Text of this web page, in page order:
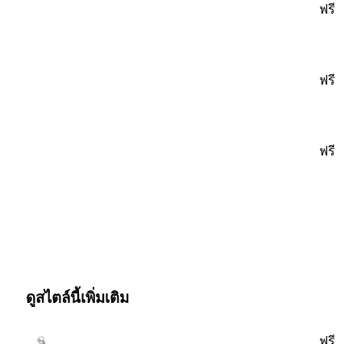
ฟรี
ฟรี
ฟรี
ดูสไตล์นี้เพิ่มเติม
ฟรี